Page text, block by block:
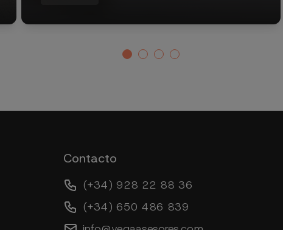
Contacto
(+34) 928 22 88 36
(+34) 650 486 839